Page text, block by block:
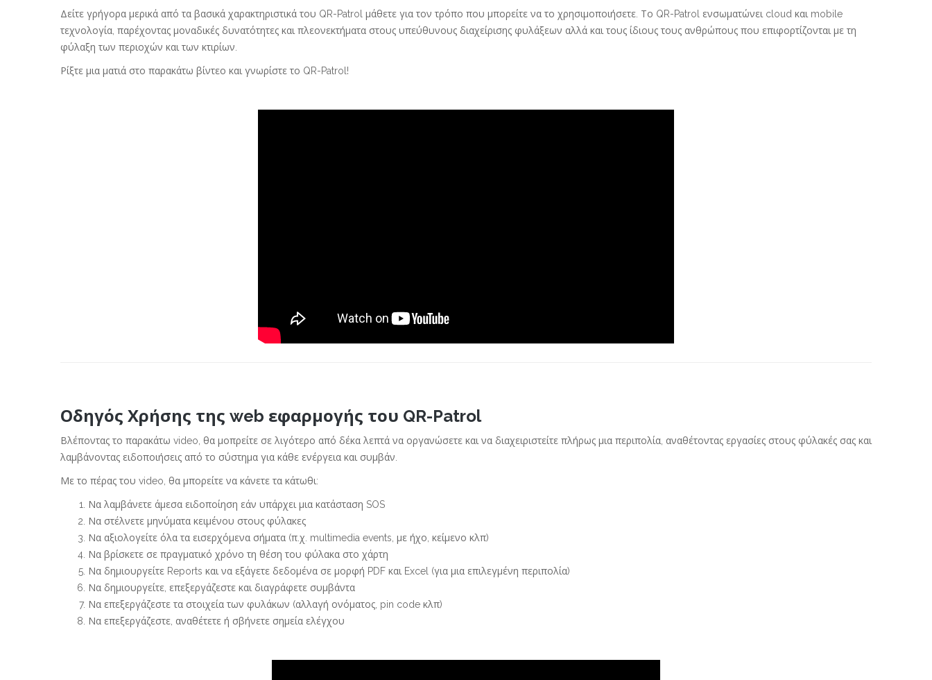
Δείτε γρήγορα μερικά από τα βασικά χαρακτηριστικά του QR-Patrol μάθετε για τον τρόπο που μπορείτε να το χρησιμοποιήσετε. Το QR-Patrol ενσωματώνει cloud και mobile
τεχνολογία, παρέχοντας μοναδικές δυνατότητες και πλεονεκτήματα στους υπεύθυνους διαχείρισης φυλάξεων αλλά και τους ίδιους τους ανθρώπους που επιφορτίζονται με τη
φύλαξη των περιοχών και των κτιρίων.
Ρίξτε μια ματιά στο παρακάτω βίντεο και γνωρίστε το QR-Patrol!
Οδηγός Χρήσης της web εφαρμογής του QR-Patrol
Βλέποντας το παρακάτω video, θα μοπρείτε σε λιγότερο από δέκα λεπτά να οργανώσετε και να διαχειριστείτε πλήρως μια περιπολία, αναθέτοντας εργασίες στους φύλακές σας και
λαμβάνοντας ειδοποιήσεις από το σύστημα για κάθε ενέργεια και συμβάν.
Με το πέρας του video, θα μπορείτε να κάνετε τα κάτωθι:
Να λαμβάνετε άμεσα ειδοποίηση εάν υπάρχει μια κατάσταση SOS
Να στέλνετε μηνύματα κειμένου στους φύλακες
Να αξιολογείτε όλα τα εισερχόμενα σήματα (π.χ. multimedia events, με ήχο, κείμενο κλπ)
Να βρίσκετε σε πραγματικό χρόνο τη θέση του φύλακα στο χάρτη
Να δημιουργείτε Reports και να εξάγετε δεδομένα σε μορφή PDF και Excel (για μια επιλεγμένη περιπολία)
Να δημιουργείτε, επεξεργάζεστε και διαγράφετε συμβάντα
Να επεξεργάζεστε τα στοιχεία των φυλάκων (αλλαγή ονόματος, pin code κλπ)
Να επεξεργάζεστε, αναθέτετε ή σβήνετε σημεία ελέγχου